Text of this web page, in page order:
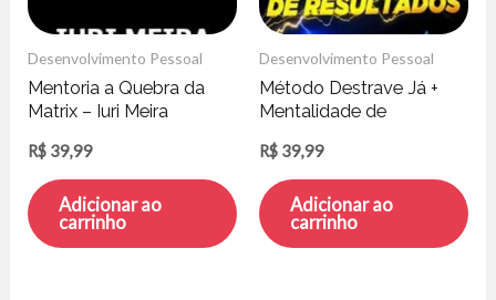
Desenvolvimento Pessoal
Mentoria a Quebra da
Matrix – Iuri Meira
R$ 39,99
Adicionar ao
carrinho
Desenvolvimento Pessoal
Método Destrave Já +
Mentalidade de
Pogne
R$ 39,99
Adicionar ao
carrinho